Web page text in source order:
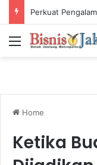
Menu
Home
Ketika